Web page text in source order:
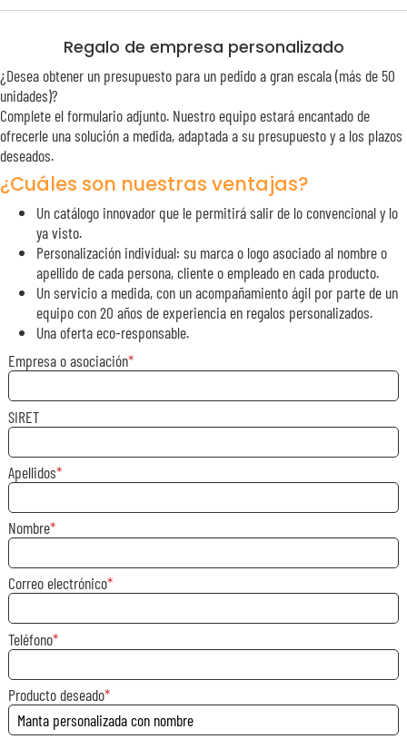
Regalo de empresa personalizado
¿Desea obtener un presupuesto para un pedido a gran escala (más de 50
unidades)?
Complete el formulario adjunto. Nuestro equipo estará encantado de
ofrecerle una solución a medida, adaptada a su presupuesto y a los plazos
deseados.
¿Cuáles son nuestras ventajas?
Un catálogo innovador que le permitirá salir de lo convencional y lo
ya visto.
Personalización individual: su marca o logo asociado al nombre o
apellido de cada persona, cliente o empleado en cada producto.
Un servicio a medida, con un acompañamiento ágil por parte de un
equipo con 20 años de experiencia en regalos personalizados.
Una oferta eco-responsable.
Empresa o asociación
SIRET
Apellidos
Nombre
Correo electrónico
Teléfono
Producto deseado